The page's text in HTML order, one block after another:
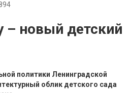
– новый детский
политики Ленинградской
облик детского сада